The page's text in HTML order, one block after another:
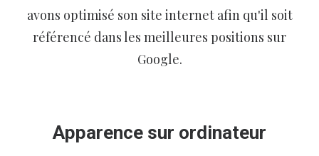
avons optimisé son site internet afin qu'il soit
référencé dans les meilleures positions sur
Google.
Apparence sur ordinateur